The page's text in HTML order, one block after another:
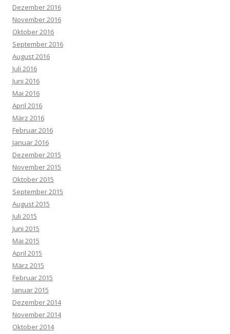
Dezember 2016
November 2016
Oktober 2016
September 2016
August 2016
Juli 2016
Juni 2016
Mai 2016
April 2016
März 2016
Februar 2016
Januar 2016
Dezember 2015
November 2015
Oktober 2015
September 2015
August 2015
Juli 2015
Juni 2015
Mai 2015
April 2015
März 2015
Februar 2015
Januar 2015
Dezember 2014
November 2014
Oktober 2014